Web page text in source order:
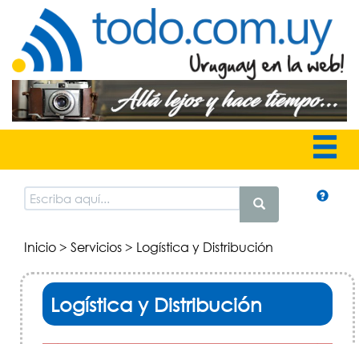
Inicio> Servicios> Logística y Distribución
Logística y Distribución